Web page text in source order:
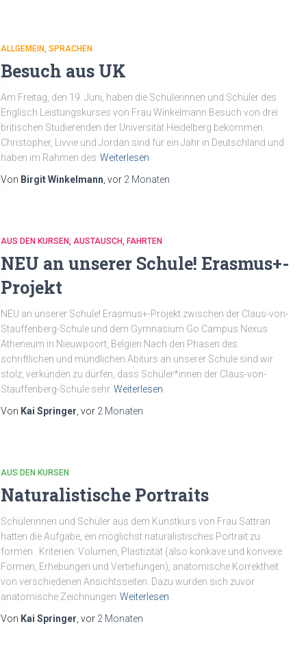
ALLGEMEIN SPRACHEN
Besuch aus UK
Am Freitag, den 19. Juni, haben die Schülerinnen und Schüler des
Englisch Leistungskurses von Frau Winkelmann Besuch von drei
britischen Studierenden der Universität Heidelberg bekommen.
Christopher, Livvie und Jordan sind für ein Jahr in Deutschland und
haben im Rahmen des Weiterlesen
Von Birgit Winkelmann , vor 2 Monaten
AUS DEN KURSEN AUSTAUSCH FAHRTEN
NEU an unserer Schule! Erasmus+-
Projekt
NEU an unserer Schule! Erasmus+-Projekt zwischen der Claus-von-
Stauffenberg-Schule und dem Gymnasium Go Campus Nexus
Atheneum in Nieuwpoort, Belgien Nach den Phasen des
schriftlichen und mündlichen Abiturs an unserer Schule sind wir
stolz, verkünden zu dürfen, dass Schüler*innen der Claus-von-
Stauffenberg-Schule sehr Weiterlesen
Von Kai Springer, vor 2 Monaten
AUS DEN KURSEN
Naturalistische Portraits
Schülerinnen und Schüler aus dem Kunstkurs von Frau Sattran
hatten die Aufgabe, ein möglichst naturalistisches Portrait zu
formen. Kriterien: Volumen, Plastizität (also konkave und konvexe
Formen, Erhebungen und Vertiefungen), anatomische Korrektheit
von verschiedenen Ansichtsseiten. Dazu wurden sich zuvor
anatomische Zeichnungen Weiterlesen
Von Kai Springer, vor 2 Monaten